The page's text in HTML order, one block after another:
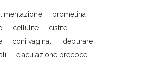
bromelina
cellulite
cistite
coni vaginali
depurare
eiaculazione precoce